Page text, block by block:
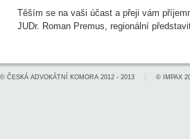
Těším se na vaši účast a přeji vám
JUDr. Roman Premus, regionální
© ČESKÁ ADVOKÁTNÍ KOMORA 2012 - 2013 © IMPAX